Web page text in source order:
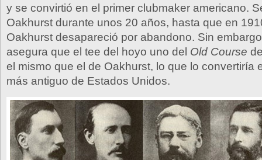
y se convirtió en el primer clubmaker americano.
Oakhurst durante unos 20 años, hasta que en
Oakhurst desapareció por abandono. Sin
asegura que el tee del hoyo uno del Old Course
el mismo que el de Oakhurst, lo que lo convertiría
más antiguo de Estados Unidos.